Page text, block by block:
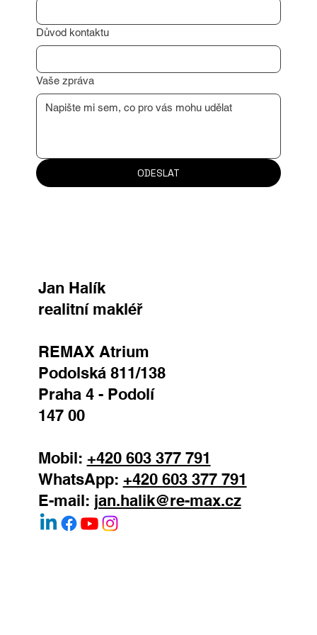
Důvod kontaktu
Vaše zpráva
ODESLAT
Jan Halík
realitní makléř
REMAX Atrium
Podolská 811/138
Praha 4 - Podolí
147 00
Mobil: +420 603 377 791
WhatsApp: +420 603 377 791
E-mail: jan.halik@re-max.cz